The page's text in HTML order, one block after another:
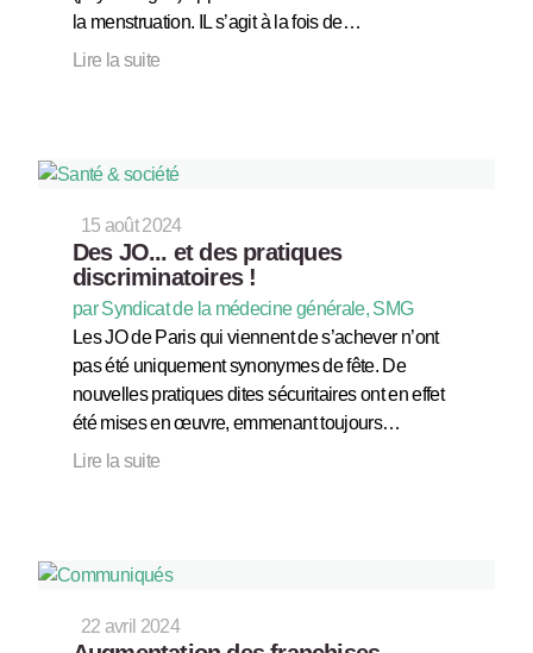
la menstruation. IL s’agit à la fois de…
Lire la suite
15 août 2024
Des JO... et des pratiques
discriminatoires !
par Syndicat de la médecine générale, SMG
Les JO de Paris qui viennent de s’achever n’ont
pas été uniquement synonymes de fête. De
nouvelles pratiques dites sécuritaires ont en effet
été mises en œuvre, emmenant toujours…
Lire la suite
22 avril 2024